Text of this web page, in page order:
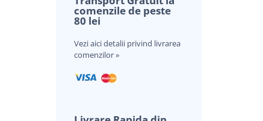
comenzile de peste
80 lei
Vezi aicidetalii privind livrarea
comenzilor »